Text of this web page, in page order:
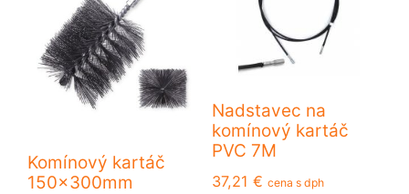
Komínový kartáč
150x300mm
Nadstavec na
komínový kartáč
PVC 7M
37,21 € cena s dph